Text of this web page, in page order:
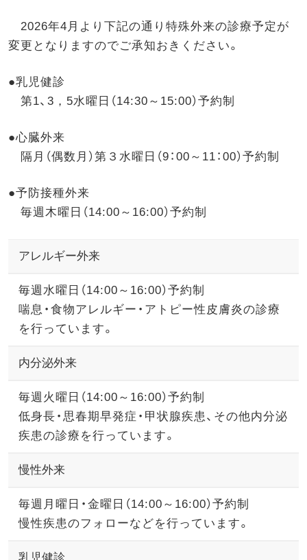
2026年4月より下記の通り特殊外来の診療予定が
変更となりますのでご承知おきください。
●乳児健診
第1、3，5水曜日（14:30～15:00）予約制
●心臓外来
隔月（偶数月）第３水曜日（9：00～11：00）予約制
●予防接種外来
毎週木曜日（14:00～16:00）予約制
アレルギー外来
毎週水曜日（14:00～16:00）予約制
喘息・食物アレルギー・アトピー性皮膚炎の診療
を行っています。
内分泌外来
毎週火曜日（14:00～16:00）予約制
低身長・思春期早発症・甲状腺疾患、その他内分泌
疾患の診療を行っています。
慢性外来
毎週月曜日・金曜日（14:00～16:00）予約制
慢性疾患のフォローなどを行っています。